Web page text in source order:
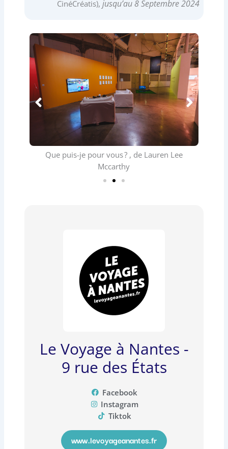
CinéCréatis), jusqu’au8 Septembre 2024
Que puis-je pour vous ? , de Lauren Lee
Mccarthy
Le Voyage à Nantes -
9 rue des États
Facebook
Instagram
Tiktok
www.levoyageanantes.fr